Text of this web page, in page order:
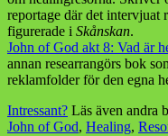
reportage där det intervjuat
figurerade i Skånskan.
John of God akt 8: Vad är
annan researrangörs bok
reklamfolder för den egna
Intressant? Läs även andra
John of God, Healing,